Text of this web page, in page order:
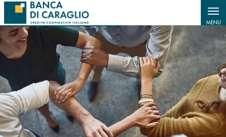
Salta al contenuto principale
MENU